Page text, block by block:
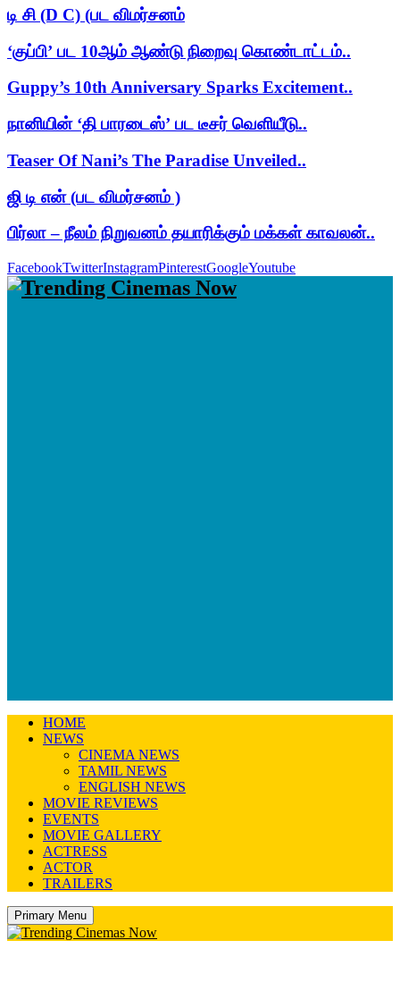
டி சி (D C) (பட விமர்சனம்
‘குப்பி’ பட 10ஆம் ஆண்டு நிறைவு கொண்டாட்டம்..
Guppy’s 10th Anniversary Sparks Excitement..
நானியின் ‘தி பாரடைஸ்’ பட டீசர் வெளியீடு..
Teaser Of Nani’s The Paradise Unveiled..
ஜி டி என் (பட விமர்சனம் )
பிர்லா – நீலம் நிறுவனம் தயாரிக்கும் மக்கள் காவலன்..
FacebookTwitterInstagramPinterestGoogleYoutube
HOME
NEWS
CINEMA NEWS
TAMIL NEWS
ENGLISH NEWS
MOVIE REVIEWS
EVENTS
MOVIE GALLERY
ACTRESS
ACTOR
TRAILERS
Primary Menu